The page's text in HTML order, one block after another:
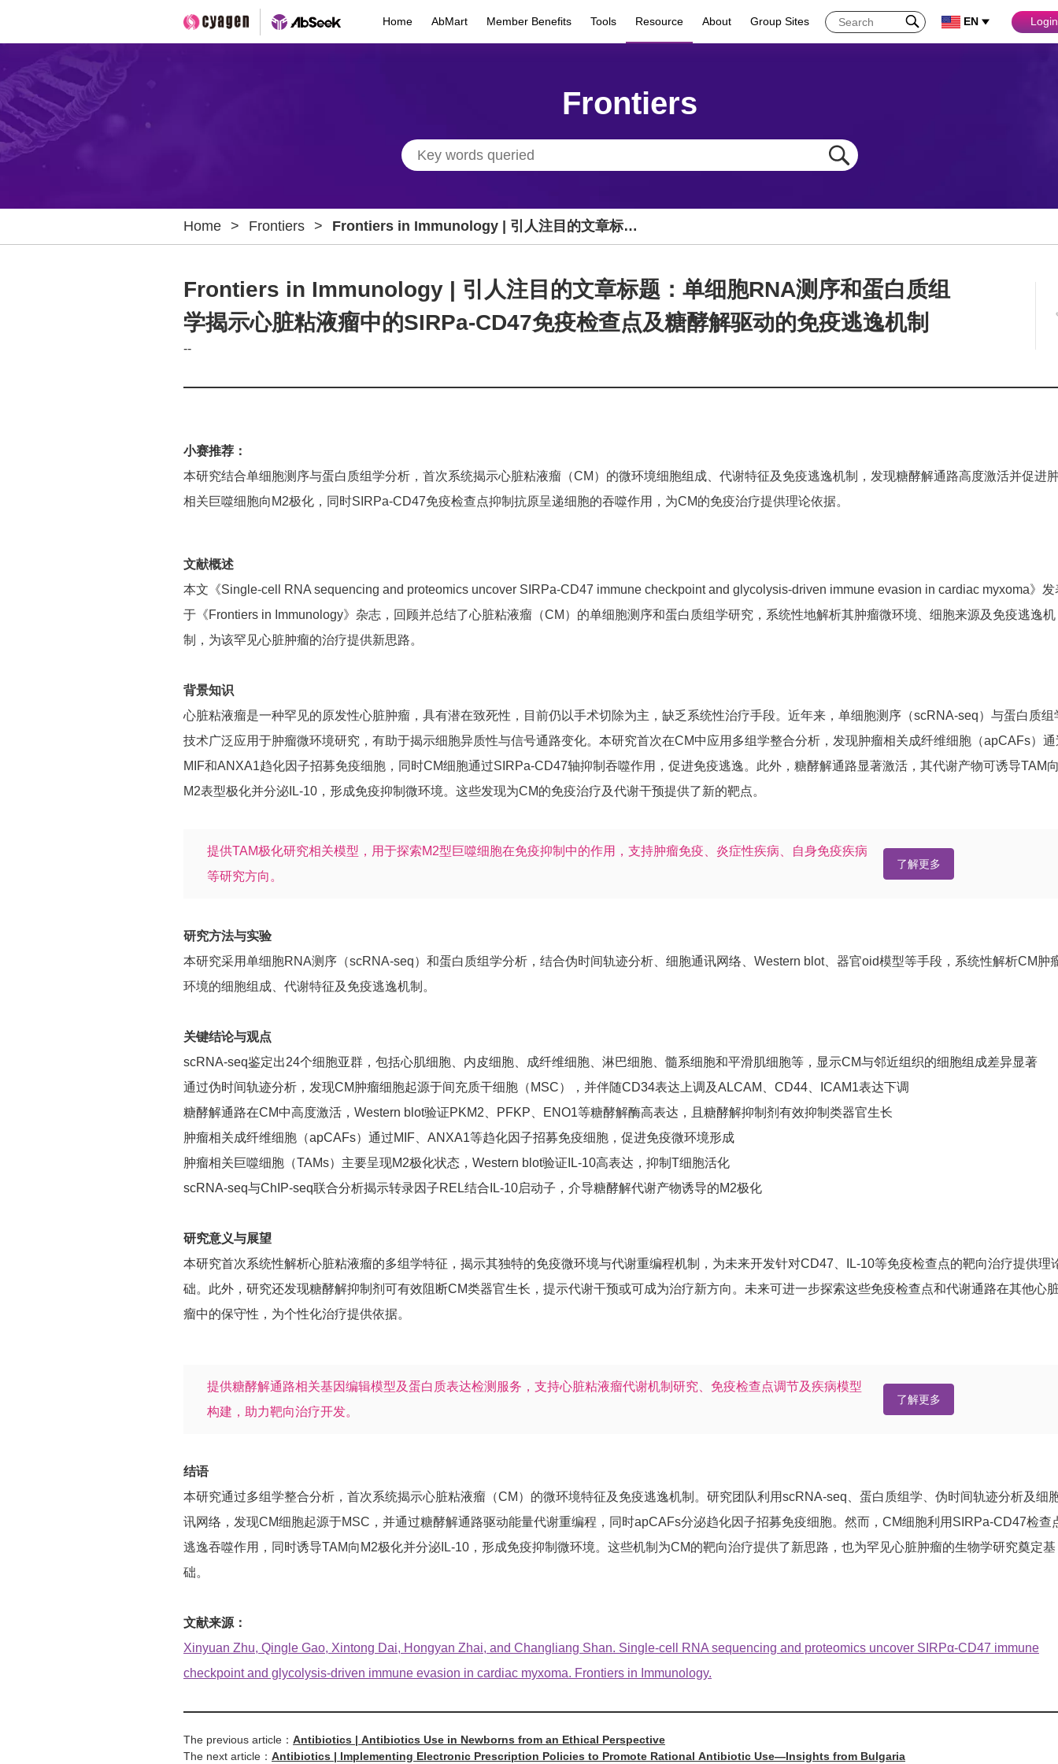
Home AbMart Member Benefits Tools Resource About Group Sites EN Login
Frontiers
Home > Frontiers >
Frontiers in Immunology | 引人注目的文章标
题：单细胞RNA测序和蛋白质组学揭示心脏粘液瘤
逃逸机制
Frontiers in Immunology | 引人注目的文章标题：单细胞RNA测序和蛋白质组
学揭示心脏粘液瘤中的SIRPa-CD47免疫检查点及糖酵解驱动的免疫逃逸机制
--
小赛推荐：
本研究结合单细胞测序与蛋白质组学分析，首次系统揭示心脏粘液瘤（CM）的微环境细胞组成、代谢特征及免疫逃逸机制，发现糖酵解通路高度激活并促进
相关巨噬细胞向M2极化，同时SIRPa-CD47免疫检查点抑制抗原呈递细胞的吞噬作用，为CM的免疫治疗提供理论依据。
文献概述
本文《Single-cell RNA sequencing and proteomics uncover SIRPa-CD47 immune checkpoint and glycolysis-driven immune evasion in cardiac myxoma》发
于《Frontiers in Immunology》杂志，回顾并总结了心脏粘液瘤（CM）的单细胞测序和蛋白质组学研究，系统性地解析其肿瘤微环境、细胞来源及免疫逃逸机
制，为该罕见心脏肿瘤的治疗提供新思路。
背景知识
心脏粘液瘤是一种罕见的原发性心脏肿瘤，具有潜在致死性，目前仍以手术切除为主，缺乏系统性治疗手段。近年来，单细胞测序（scRNA-seq）与蛋白质组
技术广泛应用于肿瘤微环境研究，有助于揭示细胞异质性与信号通路变化。本研究首次在CM中应用多组学整合分析，发现肿瘤相关成纤维细胞（apCAFs）通
MIF和ANXA1趋化因子招募免疫细胞，同时CM细胞通过SIRPa-CD47轴抑制吞噬作用，促进免疫逃逸。此外，糖酵解通路显著激活，其代谢产物可诱导TAM
M2表型极化并分泌IL-10，形成免疫抑制微环境。这些发现为CM的免疫治疗及代谢干预提供了新的靶点。
提供TAM极化研究相关模型，用于探索M2型巨噬细胞在免疫抑制中的作用，支持肿瘤免疫、炎症性疾病、自身免疫疾病
等研究方向。
了解更多
研究方法与实验
本研究采用单细胞RNA测序（scRNA-seq）和蛋白质组学分析，结合伪时间轨迹分析、细胞通讯网络、Western blot、器官oid模型等手段，系统性解析CM肿
环境的细胞组成、代谢特征及免疫逃逸机制。
关键结论与观点
scRNA-seq鉴定出24个细胞亚群，包括心肌细胞、内皮细胞、成纤维细胞、淋巴细胞、髓系细胞和平滑肌细胞等，显示CM与邻近组织的细胞组成差异显著
通过伪时间轨迹分析，发现CM肿瘤细胞起源于间充质干细胞（MSC），并伴随CD34表达上调及ALCAM、CD44、ICAM1表达下调
糖酵解通路在CM中高度激活，Western blot验证PKM2、PFKP、ENO1等糖酵解酶高表达，且糖酵解抑制剂有效抑制类器官生长
肿瘤相关成纤维细胞（apCAFs）通过MIF、ANXA1等趋化因子招募免疫细胞，促进免疫微环境形成
肿瘤相关巨噬细胞（TAMs）主要呈现M2极化状态，Western blot验证IL-10高表达，抑制T细胞活化
scRNA-seq与ChIP-seq联合分析揭示转录因子REL结合IL-10启动子，介导糖酵解代谢产物诱导的M2极化
研究意义与展望
本研究首次系统性解析心脏粘液瘤的多组学特征，揭示其独特的免疫微环境与代谢重编程机制，为未来开发针对CD47、IL-10等免疫检查点的靶向治疗提供理
础。此外，研究还发现糖酵解抑制剂可有效阻断CM类器官生长，提示代谢干预或可成为治疗新方向。未来可进一步探索这些免疫检查点和代谢通路在其他心
瘤中的保守性，为个性化治疗提供依据。
提供糖酵解通路相关基因编辑模型及蛋白质表达检测服务，支持心脏粘液瘤代谢机制研究、免疫检查点调节及疾病模型
构建，助力靶向治疗开发。
了解更多
结语
本研究通过多组学整合分析，首次系统揭示心脏粘液瘤（CM）的微环境特征及免疫逃逸机制。研究团队利用scRNA-seq、蛋白质组学、伪时间轨迹分析及细
讯网络，发现CM细胞起源于MSC，并通过糖酵解通路驱动能量代谢重编程，同时apCAFs分泌趋化因子招募免疫细胞。然而，CM细胞利用SIRPa-CD47检查
逃逸吞噬作用，同时诱导TAM向M2极化并分泌IL-10，形成免疫抑制微环境。这些机制为CM的靶向治疗提供了新思路，也为罕见心脏肿瘤的生物学研究奠定基
础。
文献来源：
Xinyuan Zhu, Qingle Gao, Xintong Dai, Hongyan Zhai, and Changliang Shan. Single-cell RNA sequencing and proteomics uncover SIRPα-CD47 immune
checkpoint and glycolysis-driven immune evasion in cardiac myxoma. Frontiers in Immunology.
The previous article： Antibiotics | Antibiotics Use in Newborns from an Ethical Perspective
The next article： Antibiotics | Implementing Electronic Prescription Policies to Promote Rational Antibiotic Use—Insights from Bulgaria